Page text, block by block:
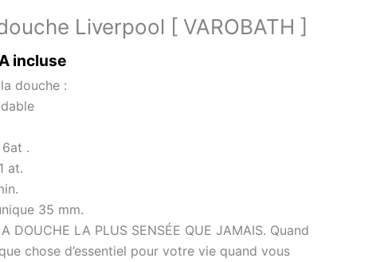
Liverpool [ VAROBATH ]
incluse
douche :
.
at.
35 mm.
DOUCHE LA PLUS SENSÉE QUE JAMAIS. Quand
chose d’essentiel pour votre vie quand vous